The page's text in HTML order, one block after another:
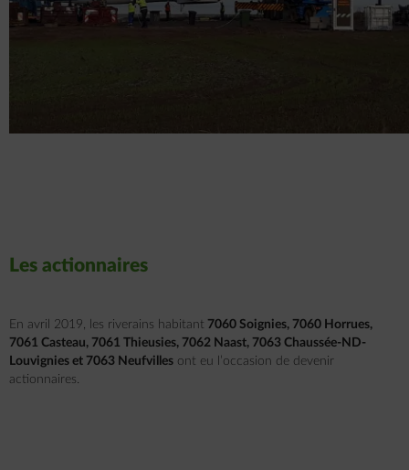
Les actionnaires
En avril 2019, les riverains habitant 7060 Soignies, 7060 Horrues,
7061 Casteau, 7061 Thieusies, 7062 Naast, 7063 Chaussée-ND-
Louvignies et 7063 Neufvilles ont eu l’occasion de devenir
actionnaires.